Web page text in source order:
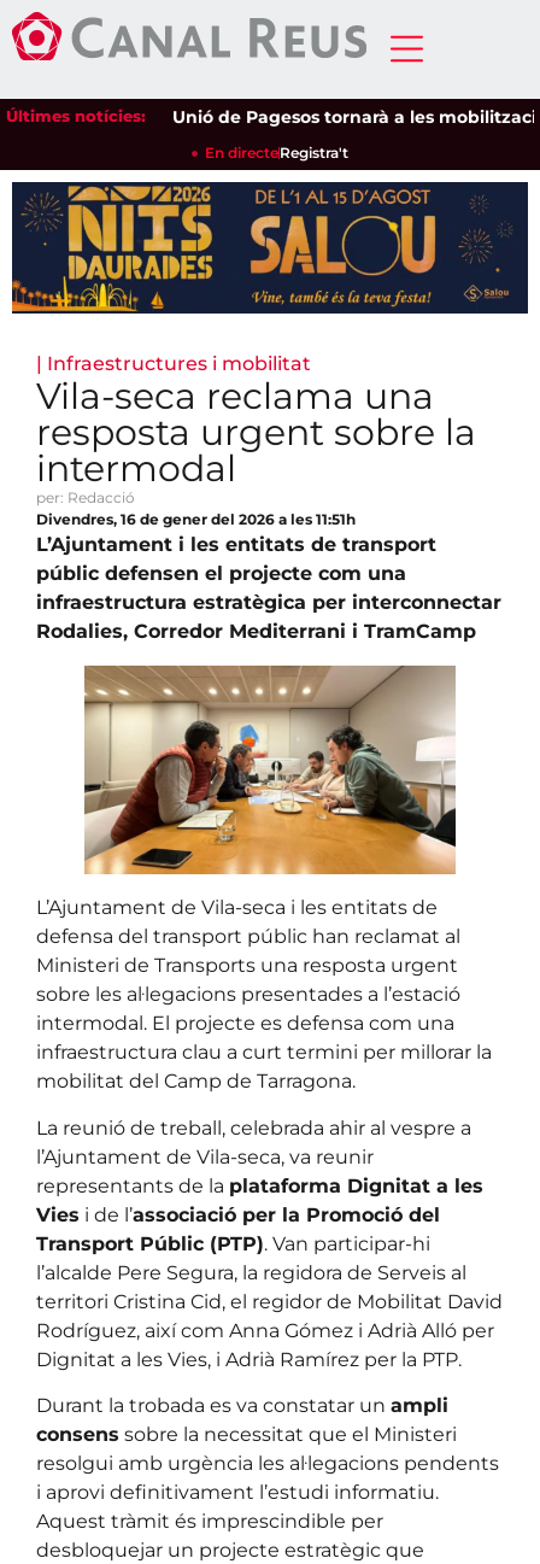
Últimes notícies:Unió de Pagesos tornarà a les
En directeRegistra't
| Infraestructures i mobilitat
Vila-seca reclama una
resposta urgent sobre la
intermodal
per: Redacció
Divendres, 16 de gener del 2026 a les 11:51h
L’Ajuntament i les entitats de transport
públic defensen el projecte com una
infraestructura estratègica per interconnectar
Rodalies, Corredor Mediterrani i TramCamp
L’Ajuntament de Vila-seca i les entitats de
defensa del transport públic han reclamat al
Ministeri de Transports una resposta urgent
sobre les al·legacions presentades a l’estació
intermodal. El projecte es defensa com una
infraestructura clau a curt termini per millorar la
mobilitat del Camp de Tarragona.
La reunió de treball, celebrada ahir al vespre a
l’Ajuntament de Vila-seca, va reunir
representants de la plataforma Dignitat a les
Vies i de l’associació per la Promoció del
Transport Públic (PTP). Van participar-hi
l’alcalde Pere Segura, la regidora de Serveis al
territori Cristina Cid, el regidor de Mobilitat David
Rodríguez, així com Anna Gómez i Adrià Alló per
Dignitat a les Vies, i Adrià Ramírez per la PTP.
Durant la trobada es va constatar un ampli
consens sobre la necessitat que el Ministeri
resolgui amb urgència les al·legacions pendents
i aprovi definitivament l’estudi informatiu.
Aquest tràmit és imprescindible per
desbloquejar un projecte estratègic que